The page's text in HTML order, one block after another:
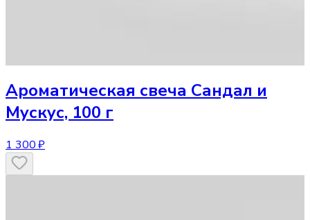
Ароматическая свеча Сандал и
Мускус, 100 г
1 300 ₽